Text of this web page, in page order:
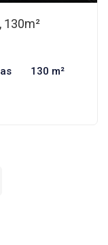
130m²
130 m²